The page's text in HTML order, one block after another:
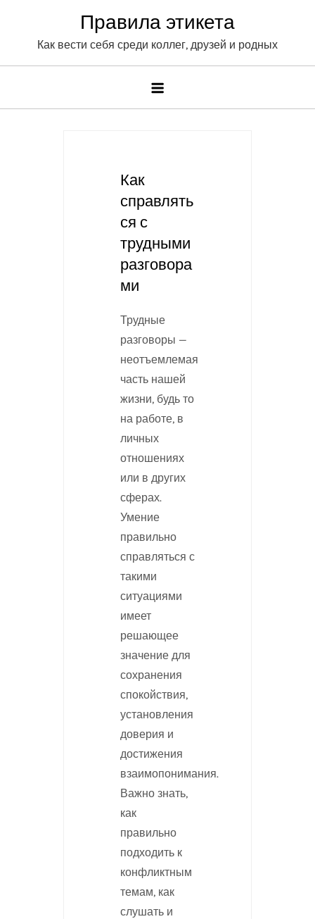
content
Правила этикета
Как вести себя среди коллег, друзей и родных
Как
справлять
ся с
трудными
разговора
ми
Трудные
разговоры —
неотъемлемая
часть нашей
жизни, будь то
на работе, в
личных
отношениях
или в других
сферах.
Умение
правильно
справляться с
такими
ситуациями
имеет
решающее
значение для
сохранения
спокойствия,
установления
доверия и
достижения
взаимопонимания.
Важно знать,
как
правильно
подходить к
конфликтным
темам, как
слушать и